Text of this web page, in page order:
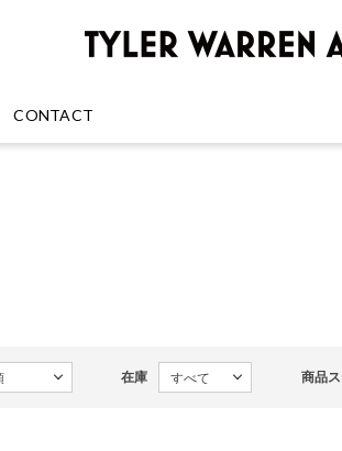
CONTACT
在庫 商品